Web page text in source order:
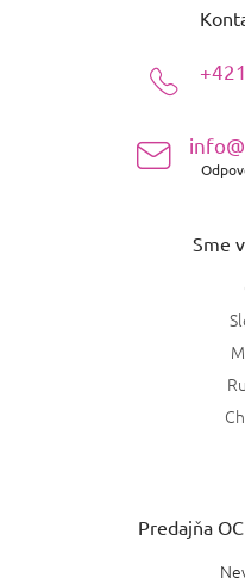
Sme
Predajňa